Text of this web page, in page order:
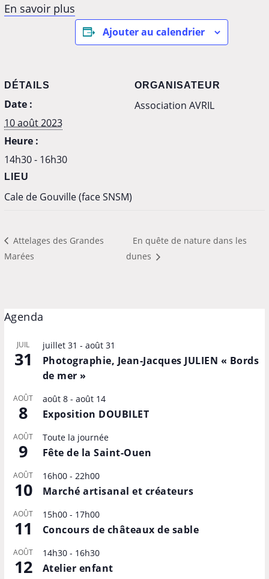
En savoir plus
Ajouter au calendrier
DÉTAILS
Date :
10 août 2023
Heure :
14h30 - 16h30
LIEU
Cale de Gouville (face SNSM)
ORGANISATEUR
Association AVRIL
Attelages des Grandes
Marées
En quête de nature dans les
dunes
Agenda
JUIL
31
juillet 31 - août 31
Photographie, Jean-Jacques JULIEN « Bords
de mer »
AOÛT
8
août 8- août 14
Exposition DOUBILET
AOÛT
9
Toute la journée
Fête de la Saint-Ouen
AOÛT
10
16h00- 22h00
Marché artisanal et créateurs
AOÛT
11
15h00- 17h00
Concours de châteaux de sable
AOÛT
12
14h30- 16h30
Atelier enfant